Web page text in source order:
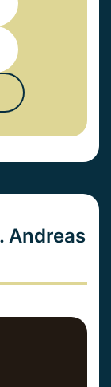
Andreas